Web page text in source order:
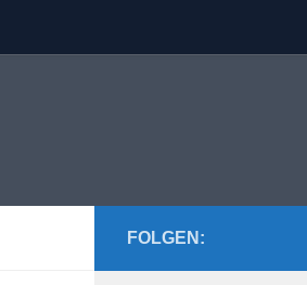
FOLGEN: